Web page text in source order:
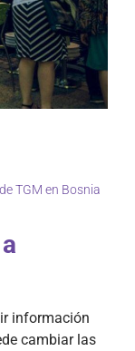
TGM en Bosnia
información
cambiar las